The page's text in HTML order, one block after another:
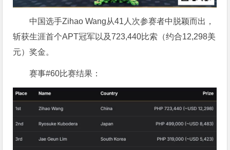
中国选手Zihao Wang从41人次参赛者中脱颖而出，
斩获生涯首个APT冠军以及723,440比索（约合12,298美
元）奖金。
赛事#60比赛结果：